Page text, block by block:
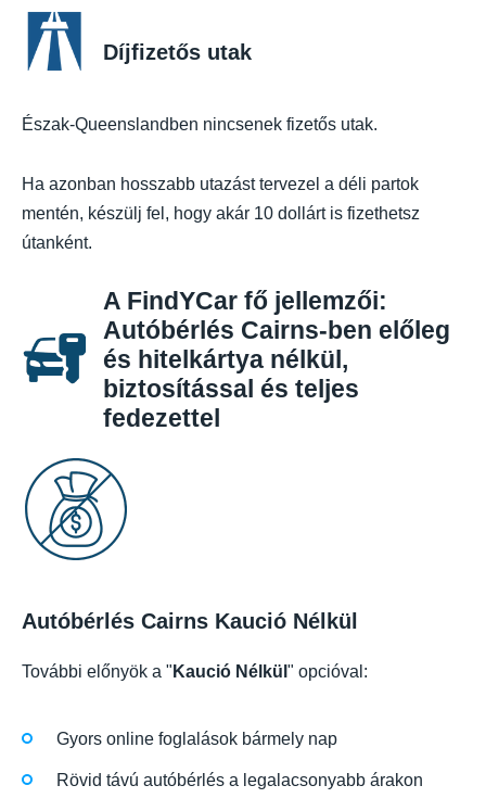
Díjfizetős utak
Észak-Queenslandben nincsenek fizetős utak.
Ha azonban hosszabb utazást tervezel a déli partok
mentén, készülj fel, hogy akár 10 dollárt is fizethetsz
útanként.
A FindYCar fő jellemzői:
Autóbérlés Cairns-ben előleg
és hitelkártya nélkül,
biztosítással és teljes
fedezettel
Autóbérlés Cairns Kaució Nélkül
További előnyök a " Kaució Nélkül " opcióval:
Gyors online foglalások bármely nap
Rövid távú autóbérlés a legalacsonyabb árakon